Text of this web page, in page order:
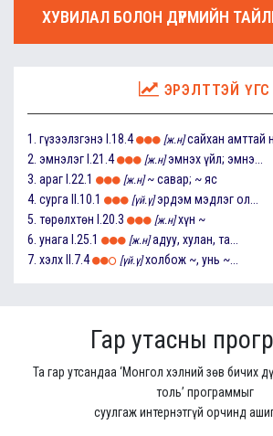
ХУВИЛАЛ БОЛОН ДҮРМИЙН
ЭРЭЛТТЭЙ ҮГС
1. гүзээлзгэнэ I.18.4 [ж.н] сайхан амттай
2. эмнэлэг I.21.4 [ж.н] эмнэх үйл; эмнэ...
3. араг I.22.1 [ж.н] ~ савар; ~ яс
4. сурга II.10.1 [үй.ү] эрдэм мэдлэг ол...
5. төрөлхтөн I.20.3 [ж.н] хүн ~
6. унага I.25.1 [ж.н] адуу, хулан, та...
7. хэлх II.7.4 [үй.ү] холбож ~, унь ~...
Гар утасны
Та гар утсандаа ‘Монгол хэлний зөв бичих
толь’ программыг
суулгаж интернэтгүй орчинд